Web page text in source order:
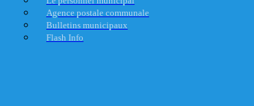
Agence postale communale
Bulletins municipaux
Flash Info